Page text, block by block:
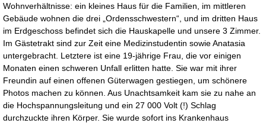
Wohnverhältnisse: ein kleines Haus für die Familien, im mittleren
Gebäude wohnen die drei „Ordensschwestern“, und im dritten Haus
im Erdgeschoss befindet sich die Hauskapelle und unsere 3 Zimmer.
Im Gästetrakt sind zur Zeit eine Medizinstudentin sowie Anatasia
untergebracht. Letztere ist eine 19-jährige Frau, die vor einigen
Monaten einen schweren Unfall erlitten hatte. Sie war mit ihrer
Freundin auf einen offenen Güterwagen gestiegen, um schönere
Photos machen zu können. Aus Unachtsamkeit kam sie zu nahe an
die Hochspannungsleitung und ein 27 000 Volt (!) Schlag
durchzuckte ihren Körper. Sie wurde sofort ins Krankenhaus